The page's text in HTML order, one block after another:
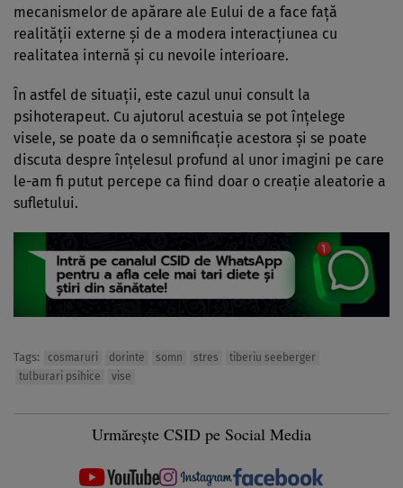
mecanismelor de apărare ale Eului de a face față
realității externe și de a modera interacțiunea cu
realitatea internă și cu nevoile interioare.
În astfel de situații, este cazul unui consult la
psihoterapeut. Cu ajutorul acestuia se pot înțelege
visele, se poate da o semnificație acestora și se poate
discuta despre înțelesul profund al unor imagini pe care
le-am fi putut percepe ca fiind doar o creație aleatorie a
sufletului.
Tags: cosmaruri dorinte somn stres
tiberiu seeberger
tulburari psihice
vise
Urmărește CSID pe Social Media